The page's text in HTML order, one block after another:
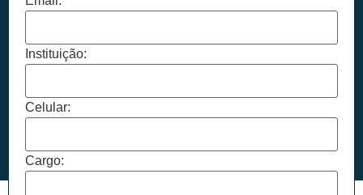
Instituição:
Celular:
Cargo: